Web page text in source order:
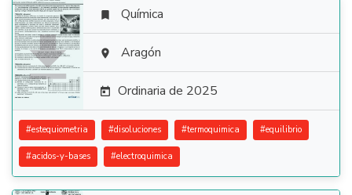

 Química
 Aragón
 Ordinaria de 2025
#estequiometria #disoluciones #termoquimica #equilibrio
#acidos-y-bases #electroquimica